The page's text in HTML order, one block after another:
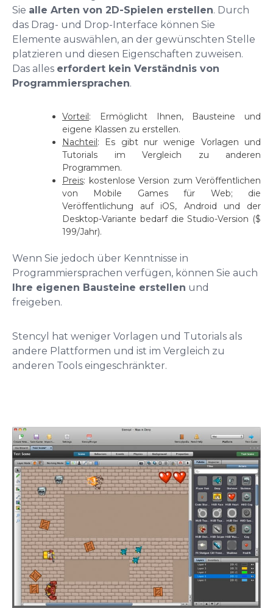
Sie alle Arten von 2D-Spielen erstellen. Durch
das Drag- und Drop-Interface können Sie
Elemente auswählen, an der gewünschten Stelle
platzieren und diesen Eigenschaften zuweisen.
Das alles erfordert kein Verständnis von
Programmiersprachen.
Vorteil : Ermöglicht Ihnen, Bausteine und
eigene Klassen zu erstellen.
Nachteil : Es gibt nur wenige Vorlagen und
Tutorials im Vergleich zu anderen
Programmen.
Preis: kostenlose Version zum Veröffentlichen
von Mobile Games für Web; die
Veröffentlichung auf iOS, Android und der
Desktop-Variante bedarf die Studio-Version ($
199/Jahr).
Wenn Sie jedoch über Kenntnisse in
Programmiersprachen verfügen, können Sie auch
Ihre eigenen Bausteine erstellen und
freigeben.
Stencyl hat weniger Vorlagen und Tutorials als
andere Plattformen und ist im Vergleich zu
anderen Tools eingeschränkter.